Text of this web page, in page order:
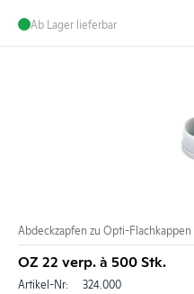
Ab Lager lieferbar
Abdeckzapfen zu Opti-Flachkappen
OZ 22 verp. à 500 Stk.
Artikel-Nr: 324.000